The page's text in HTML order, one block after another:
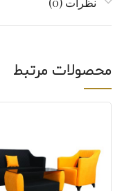
محصولات مرتبط